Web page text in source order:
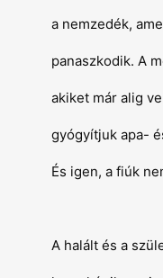
a nemzedék,
panaszkodik. A
akiket már alig
gyógyítjuk apa-
És igen, a fiúk
A halált és a